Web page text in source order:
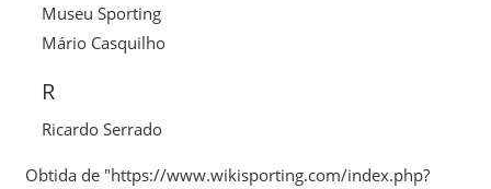
Museu Sporting
Mário Casquilho
R
Ricardo Serrado
Obtida de "https://www.wikisporting.com/index.php?